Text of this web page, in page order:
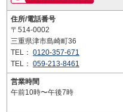
住所/電話番号
〒514-0002
三重県津市島崎町36
TEL： 0120-357-671
TEL： 059-213-8461
営業時間
午前10時〜午後7時